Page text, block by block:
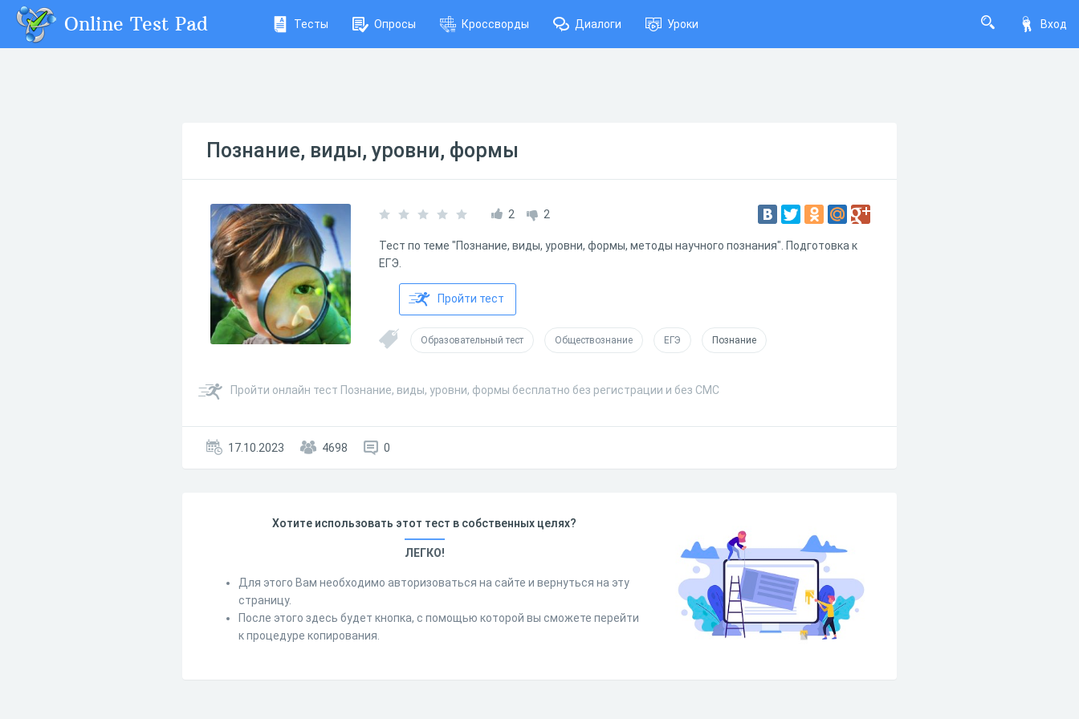
Вход
Online Test Pad Тесты Опросы Кроссворды Диалоги Уроки
Познание, виды, уровни, формы
2 2
Тест по теме "Познание, виды, уровни, формы, методы научного познания". Подготовка к
ЕГЭ.
Пройти тест
Образовательный тест Обществознание ЕГЭ Познание
Пройти онлайн тест Познание, виды, уровни, формы бесплатно без регистрации и без СМС
17.10.2023 4698 0
Хотите использовать этот тест в собственных целях?
ЛЕГКО!
Для этого Вам необходимо авторизоваться на сайте и вернуться на эту
страницу.
После этого здесь будет кнопка, с помощью которой вы сможете перейти
к процедуре копирования.